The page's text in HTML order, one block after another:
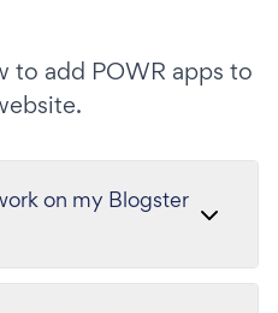
to add POWR apps to
on my Blogster